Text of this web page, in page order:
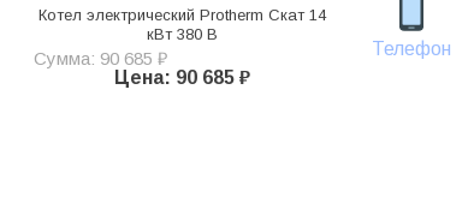
Телефон
Котел электрический Protherm Скат 14
кВт 380 В
Сумма: 90 685 ₽
Цена: 90 685 ₽